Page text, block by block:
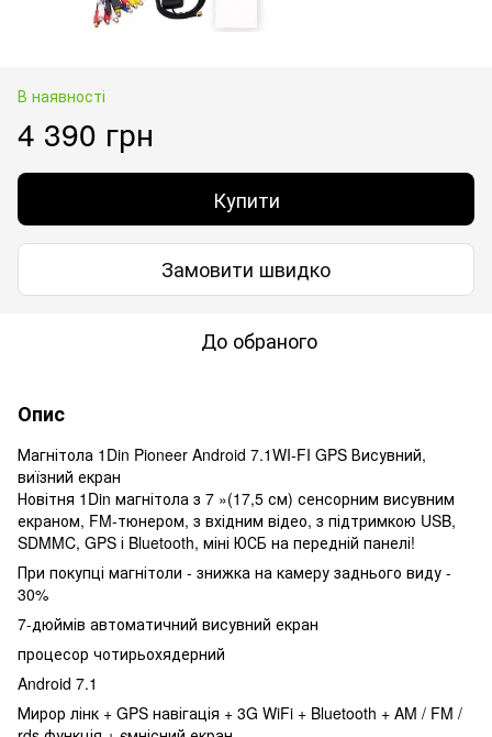
В наявності
4 390 грн
Купити
Замовити швидко
До обраного
Опис
Магнітола 1Din Pioneer Android 7.1WI-FI GPS Висувний,
виїзний екран
Новітня 1Din магнітола з 7 »(17,5 см) сенсорним висувним
екраном, FM-тюнером, з вхідним відео, з підтримкою USB,
SDMMC, GPS і Bluetooth, міні ЮСБ на передній панелі!
При покупці магнітоли - знижка на камеру заднього виду -
30%
7-дюймів автоматичний висувний екран
процесор чотирьохядерний
Android 7.1
Мирор лінк + GPS навігація + 3G WiFi + Bluetooth + AM / FM /